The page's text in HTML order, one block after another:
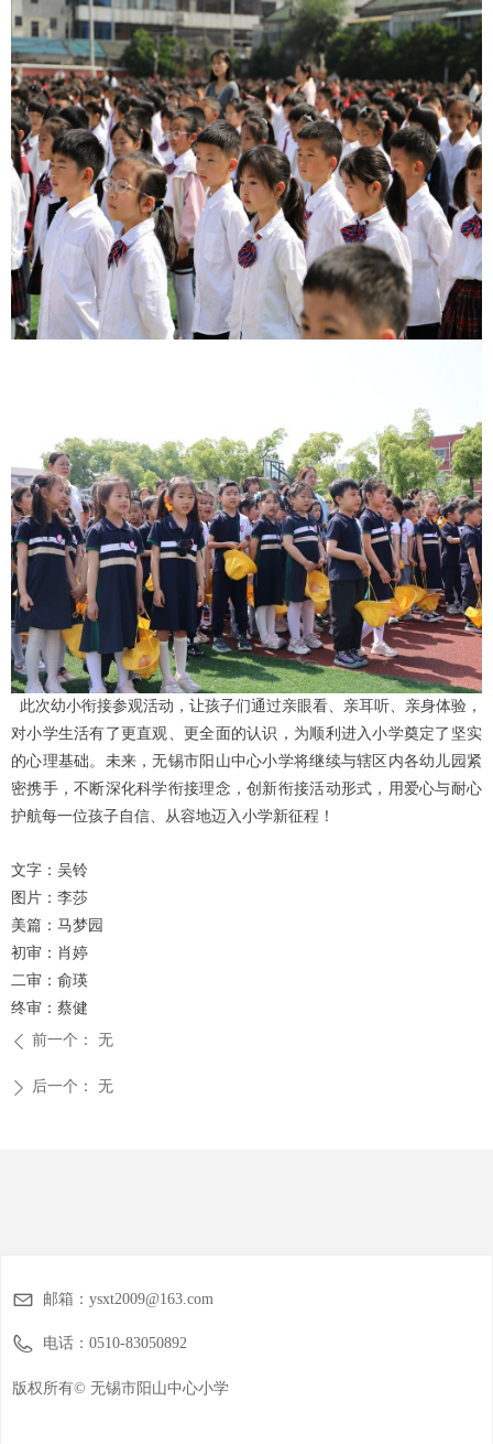
此次幼小衔接参观活动，让孩子们通过亲眼看、亲耳听、亲身体验，
对小学生活有了更直观、更全面的认识，为顺利进入小学奠定了坚实
的心理基础。未来，无锡市阳山中心小学将继续与辖区内各幼儿园紧
密携手，不断深化科学衔接理念，创新衔接活动形式，用爱心与耐心
护航每一位孩子自信、从容地迈入小学新征程！
文字：吴铃
图片：李莎
美篇：马梦园
初审：肖婷
二审：俞瑛
终审：蔡健
ꄴ 前一个： 无
ꄲ 后一个： 无
邮箱： ysxt2009@163.com
电话： 0510-83050892
版权所有© 无锡市阳山中心小学